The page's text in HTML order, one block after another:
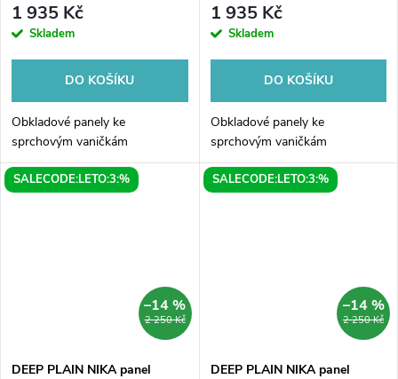
1 935 Kč
Skladem
DO KOŠÍKU
Obkladové panely ke
sprchovým vaničkám
1 935 Kč
Skladem
DO KOŠÍKU
Obkladové panely ke
sprchovým vaničkám
SALECODE:LETO:3:%
2 250 Kč
–14 %
DEEP PLAIN NIKA panel
SALECODE:LETO:3:%
2 250 Kč
–14 %
DEEP PLAIN NIKA panel